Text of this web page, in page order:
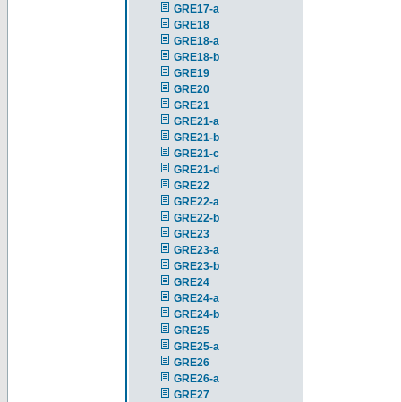
GRE17-a
GRE18
GRE18-a
GRE18-b
GRE19
GRE20
GRE21
GRE21-a
GRE21-b
GRE21-c
GRE21-d
GRE22
GRE22-a
GRE22-b
GRE23
GRE23-a
GRE23-b
GRE24
GRE24-a
GRE24-b
GRE25
GRE25-a
GRE26
GRE26-a
GRE27